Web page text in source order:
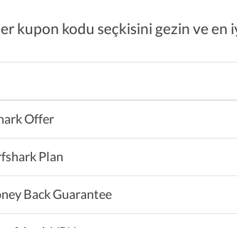
kupon kodu seçkisini gezin ve
Offer
Plan
Back Guarantee